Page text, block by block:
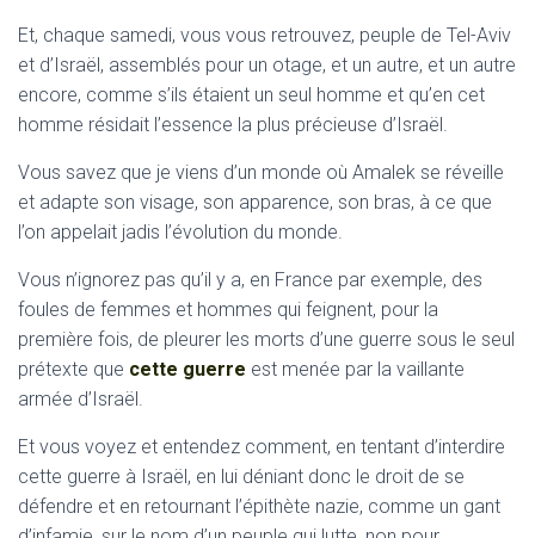
Et, chaque samedi, vous vous retrouvez, peuple de Tel-Aviv
et d’Israël, assemblés pour un otage, et un autre, et un autre
encore, comme s’ils étaient un seul homme et qu’en cet
homme résidait l’essence la plus précieuse d’Israël.
Vous savez que je viens d’un monde où Amalek se réveille
et adapte son visage, son apparence, son bras, à ce que
l’on appelait jadis l’évolution du monde.
Vous n’ignorez pas qu’il y a, en France par exemple, des
foules de femmes et hommes qui feignent, pour la
première fois, de pleurer les morts d’une guerre sous le seul
prétexte que cette guerre est menée par la vaillante
armée d’Israël.
Et vous voyez et entendez comment, en tentant d’interdire
cette guerre à Israël, en lui déniant donc le droit de se
défendre et en retournant l’épithète nazie, comme un gant